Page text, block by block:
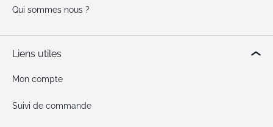
Qui sommes nous ?
Liens utiles
Mon compte
Suivi de commande